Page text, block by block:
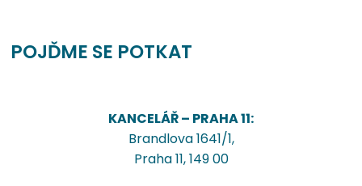
POJĎME SE POTKAT
KANCELÁŘ – PRAHA 11:
Brandlova 1641/1,
Praha 11, 149 00